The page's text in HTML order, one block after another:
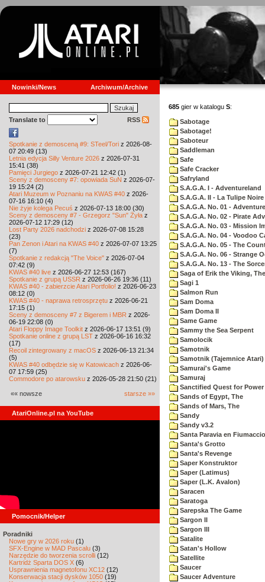
Nowinki/News Archiwum/Archive
Translate to RSS
Spotkanie z demosceną #9: STeel/Tori z 2026-08-
07 20:49 (13)
Letnia edycja Silly Venture 2026 z 2026-07-31
15:41 (38)
Pamięci Jurgiego z 2026-07-21 12:42 (1)
Sceny z demosceny #7: opowiada SuN z 2026-07-
19 15:24 (2)
Atari Muzeum w Poznaniu na KWAS #40 z 2026-
07-16 16:10 (4)
Nie żyje kolega Pecuś z 2026-07-13 18:00 (30)
Sceny z demosceny #7 - Grzegorz "Sun" Żyła z
2026-07-12 17:29 (12)
Lost Party 2026 nadchodzi z 2026-07-08 15:28
(23)
Pan Zenon i Atari na KWAS #40 z 2026-07-07 13:25
(7)
Spotkanie z redakcją "The Voice" z 2026-07-04
07:42 (9)
KWAS #40 live z 2026-06-27 12:53 (167)
Spotkanie z grupą USSR z 2026-06-26 19:36 (11)
KWAS #40 - zabierzcie Atari Portfolio! z 2026-06-23
08:12 (0)
KWAS #40 - naprawa retrosprzętu z 2026-06-21
17:15 (1)
Sceny z demosceny #7 z Bigerem i MBR z 2026-
06-19 22:08 (0)
Atari Floppy Image Toolkit z 2026-06-17 13:51 (9)
Spotkanie online z grupą LST z 2026-06-16 16:32
(17)
Recoil zintegrowany z macOS z 2026-06-13 21:34
(5)
KWAS #40 odbędzie się w Katowicach z 2026-06-
07 17:59 (25)
Commodore po atarowsku z 2026-05-28 21:50 (21)
«« nowsze starsze »»
AtariOnline.pl na YouTube
Pomocnik/Helper
Poradniki
Nowe gry w 2026 roku (1)
SFX-Engine w MAD Pascalu (3)
Narzędzie do tworzenia scrolli (12)
Kartridż Sparta DOS X (6)
Usprawnienia magnetofonu XC12 (12)
Konserwacja stacji dysków 1050 (19)
685 gier w katalogu S:
Sabotage
Sabotage!
Saboteur
Saddleman
Safe
Safe Cracker
Safryland
S.A.G.A. I - Adventureland
S.A.G.A. II - La Tulipe Noire
S.A.G.A. No. 01 -
S.A.G.A. No. 02 - Pirate
S.A.G.A. No. 03 - Mission
S.A.G.A. No. 04 - Voodoo
S.A.G.A. No. 05 - The
S.A.G.A. No. 06 - Strange
S.A.G.A. No. 13 - The
Saga of Erik the Viking, The
Sagi 1
Salmon Run
Sam Doma
Sam Doma II
Same Game
Sammy the Sea Serpent
Samolocik
Samotnik
Samotnik (Tajemnice Atari)
Samurai's Game
Samuraj
Sanctified Quest for Power
Sands of Egypt, The
Sands of Mars, The
Sandy
Sandy v3.2
Santa Paravia en Fiumaccio
Santa's Grotto
Santa's Revenge
Saper Konstruktor
Saper (Latimus)
Saper (L.K. Avalon)
Saracen
Saratoga
Sarepska The Game
Sargon II
Sargon III
Satalite
Satan's Hollow
Satellite
Saucer
Saucer Adventure